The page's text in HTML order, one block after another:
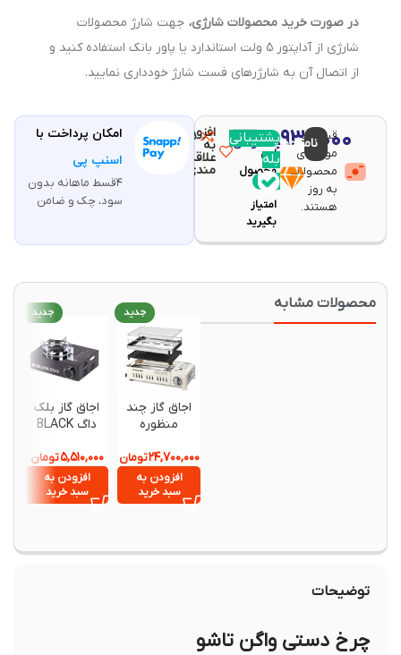
در صورت خرید محصولات شارژی،جهت شارژ محصولات
شارژی از آداپتور ۵ ولت استاندارد یا پاور بانک استفاده کنید و
از اتصال آن به شارژرهای فست شارژ خودداری نمایید.
قیمت و
موجودی
محصولات
به روز
هستند.
۸,۹۳۰,۰۰۰تومان ناموجودبا خرید
این
محصول
۱۷۸
امتیاز
بگیرید
پشتیبانی
بله
افزودن
به
علاقه
مندی
مقایسه
امکان پرداخت با
اسنپ پی
۴قسط ماهانه بدون
سود، چک و ضامن
محصولات مشابه
اجاق گاز چند
منظوره
CNK2450CF03
3
۲۴,۷۰۰,۰۰۰تومان
افزودن به
سبد خرید
جدید
اجاق گاز بلک
داگ BLACK
CBD2300CW01
3
۵,۵۱۰,۰۰۰تومان
افزودن به
سبد خرید
جدید
توضیحات
چرخ دستی واگن تاشو